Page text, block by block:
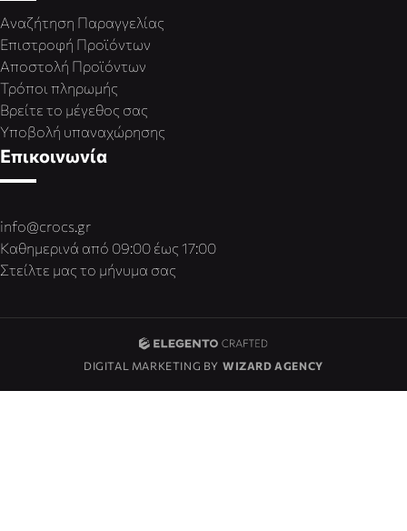
Αναζήτηση Παραγγελίας
Επιστροφή Προϊόντων
Αποστολή Προϊόντων
Τρόποι πληρωμής
Βρείτε το μέγεθος σας
Υποβολή υπαναχώρησης
Επικοινωνία
info@crocs.gr
Καθημερινά από 09:00 έως 17:00
Στείλτε μας το μήνυμα σας
DIGITAL MARKETING BY WIZARD AGENCY